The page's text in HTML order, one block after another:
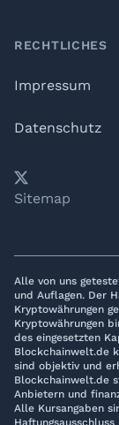
RECHTLICHES
Impressum
Datenschutz
YouTube
𝕏LinkedIn
Telegram
Sitemap
Alle von uns
und Auflagen. Der
Kryptowährungen
Kryptowährungen
des eingesetzten
Blockchainwelt.de
sind objektiv und
Blockchainwelt.de
Anbietern und
Alle Kursangaben